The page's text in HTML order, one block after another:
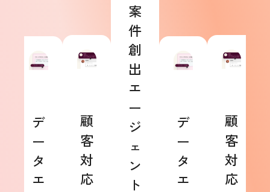
デ
ー
タ
エ
顧
客
対
応
案
件
創
出
エ
ー
ジ
ェ
ン
ト
デ
ー
タ
エ
顧
客
対
応